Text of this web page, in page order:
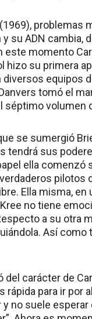
su ADN cambia,
este momento
hizo su primera
diversos equipos
tomó el
séptimo volumen
se sumergió
tendrá sus
ella
pilotos
Ella misma, en
no tiene
a su otra
Así como
carácter de
rápida para ir por
no suele